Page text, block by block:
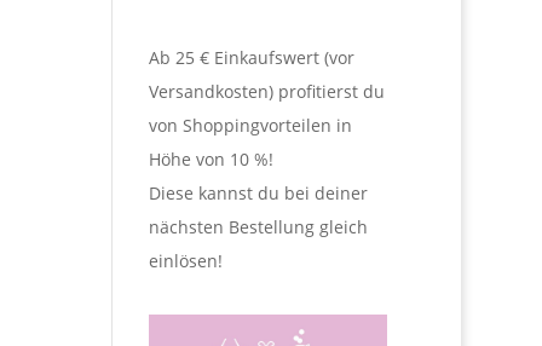
Ab 25 € Einkaufswert (vor
Versandkosten) profitierst du
von Shoppingvorteilen in
Höhe von 10 %!
Diese kannst du bei deiner
nächsten Bestellung gleich
einlösen!